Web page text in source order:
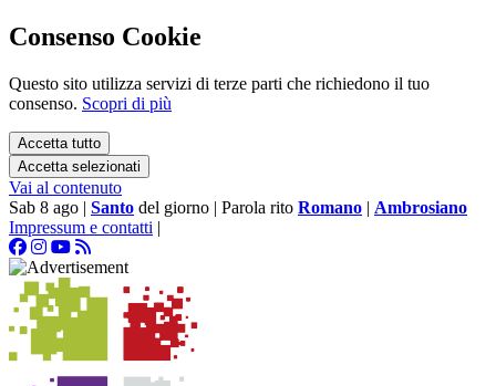
Consenso Cookie
Questo sito utilizza servizi di terze parti che richiedono il tuo
consenso. Scopri di più
Accetta tutto
Accetta selezionati
Vai al contenuto
Sab 8 ago | Santo del giorno | Parola rito Romano | Ambrosiano
Impressum e contatti |